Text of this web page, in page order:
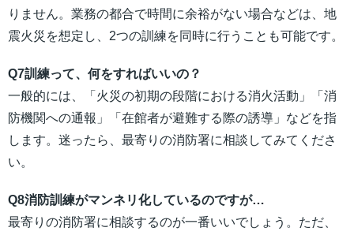
りません。業務の都合で時間に余裕がない場合などは、地
震火災を想定し、2つの訓練を同時に行うことも可能です。
Q7訓練って、何をすればいいの？
一般的には、「火災の初期の段階における消火活動」「消
防機関への通報」「在館者が避難する際の誘導」などを指
します。迷ったら、最寄りの消防署に相談してみてくださ
い。
Q8消防訓練がマンネリ化しているのですが…
最寄りの消防署に相談するのが一番いいでしょう。ただ、